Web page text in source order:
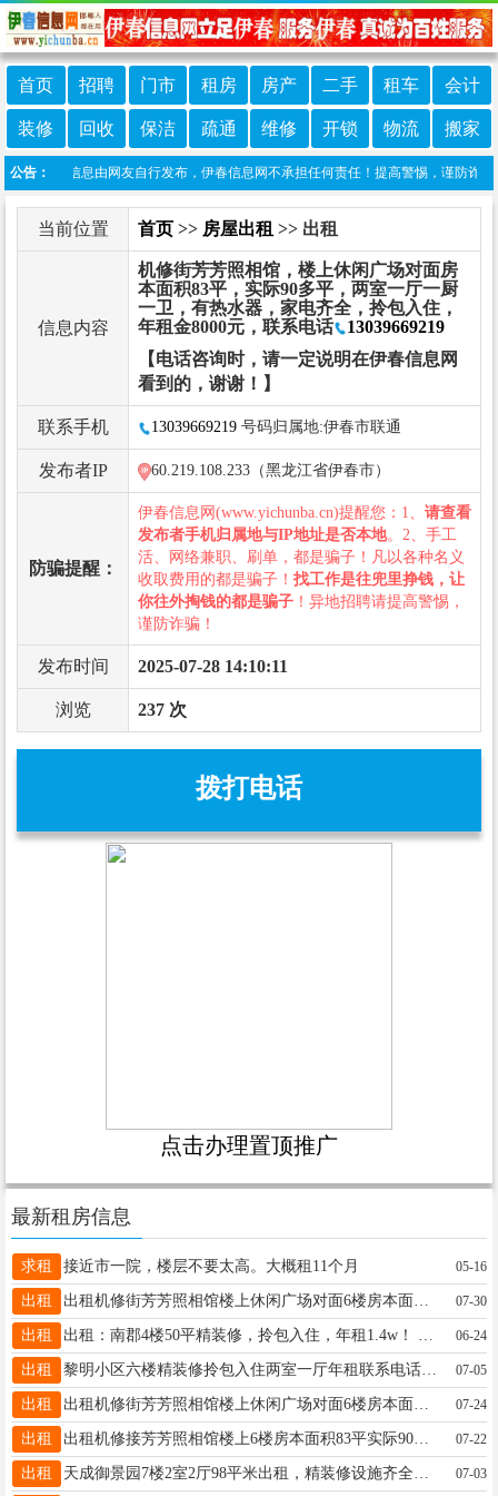
首页 招聘 门市 租房 房产 二手 租车 会计
装修 回收 保洁 疏通 维修 开锁 物流 搬家
公告：
：本栏目信息由网友自行发布，伊春信息网不承担任何责任！提高警惕，谨防诈骗
当前位置 首页 >> 房屋出租 >> 出租
信息内容
机修街芳芳照相馆，楼上休闲广场对面房
本面积83平，实际90多平，两室一厅一厨
一卫，有热水器，家电齐全，拎包入住，
年租金8000元，联系电话
13039669219
【电话咨询时，请一定说明在伊春信息网
看到的，谢谢！】
联系手机 13039669219 号码归属地:伊春市联通
发布者IP 60.219.108.233（黑龙江省伊春市）
防骗提醒：
伊春信息网(www.yichunba.cn)提醒您：1、 请查看
发布者手机归属地与IP地址是否本地。2、手工
活、网络兼职、刷单，都是骗子！凡以各种名义
收取费用的都是骗子！ 找工作是往兜里挣钱，让
你往外掏钱的都是骗子 ！异地招聘请提高警惕，
谨防诈骗！
发布时间 2025-07-28 14:10:11
浏览 237 次
拨打电话
点击办理置顶推广
最新租房信息
求租 接近市一院，楼层不要太高。大概租11个月 05-16
出租 07-30
出租 06-24
出租 黎明小区六楼精装修拎包入住两室一厅年租联系电话13846678388 07-05
出租 07-24
出租 出租机修接芳芳照相馆楼上6楼房本面积83平实际90多平，两室一厅一厨一卫，有热水器，家电齐全，拎包入住，年租金8000元，联系电话13039669219 07-22
出租 天成御景园7楼2室2厅98平米出租，精装修设施齐全可拎包入住，小区地点好毗邻大商集团华辰超市区政府交通便利。 07-03